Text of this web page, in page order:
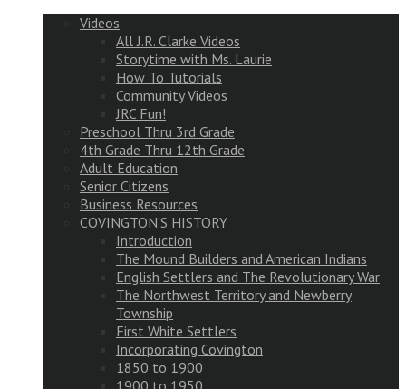
Videos
All J.R. Clarke Videos
Storytime with Ms. Laurie
How To Tutorials
Community Videos
JRC Fun!
Preschool Thru 3rd Grade
4th Grade Thru 12th Grade
Adult Education
Senior Citizens
Business Resources
COVINGTON’S HISTORY
Introduction
The Mound Builders and American Indians
English Settlers and The Revolutionary War
The Northwest Territory and Newberry
Township
First White Settlers
Incorporating Covington
1850 to 1900
1900 to 1950